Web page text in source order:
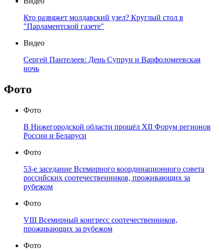
Кто развяжет молдавский узел? Круглый стол в
"Парламентской газете"
Видео
Сергей Пантелеев: День Супрун и Варфоломеевская
ночь
Фото
Фото
В Нижегородской области прошёл XII Форум регионов
России и Беларуси
Фото
53-е заседание Всемирного координационного совета
российских соотечественников, проживающих за
рубежом
Фото
VIII Всемирный конгресс соотечественников,
проживающих за рубежом
Фото